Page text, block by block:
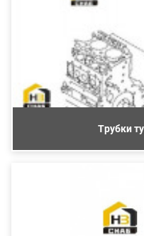
Трубки